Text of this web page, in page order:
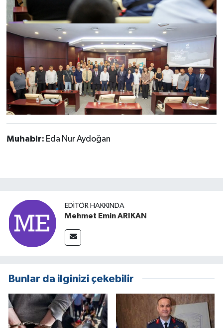
Muhabir: Eda Nur Aydoğan
EDITÖR HAKKINDA
Mehmet Emin ARIKAN
Bunlar da ilginizi çekebilir